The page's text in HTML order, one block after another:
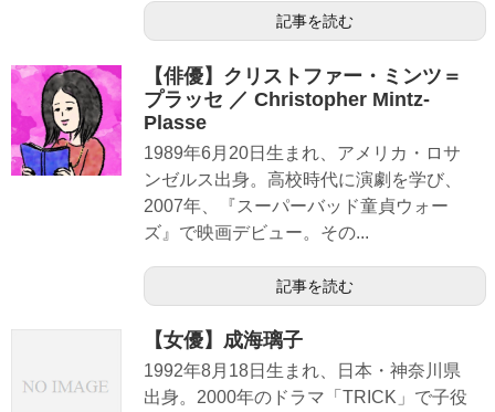
記事を読む
【俳優】クリストファー・ミンツ＝
プラッセ ／ Christopher Mintz-
Plasse
1989年6月20日生まれ、アメリカ・ロサ
ンゼルス出身。高校時代に演劇を学び、
2007年、『スーパーバッド童貞ウォー
ズ』で映画デビュー。その...
記事を読む
【女優】成海璃子
1992年8月18日生まれ、日本・神奈川県
出身。2000年のドラマ「TRICK」で子役